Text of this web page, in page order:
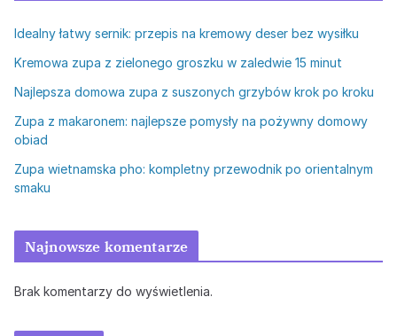
Idealny łatwy sernik: przepis na kremowy deser bez wysiłku
Kremowa zupa z zielonego groszku w zaledwie 15 minut
Najlepsza domowa zupa z suszonych grzybów krok po kroku
Zupa z makaronem: najlepsze pomysły na pożywny domowy
obiad
Zupa wietnamska pho: kompletny przewodnik po orientalnym
smaku
Najnowsze komentarze
Brak komentarzy do wyświetlenia.